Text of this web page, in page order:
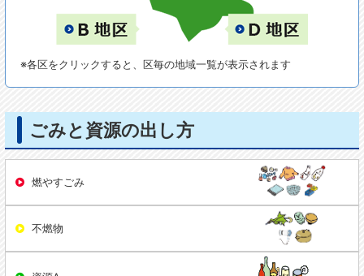
※各区をクリックすると、区毎の地域一覧が表示されます
ごみと資源の出し方
燃やすごみ
不燃物